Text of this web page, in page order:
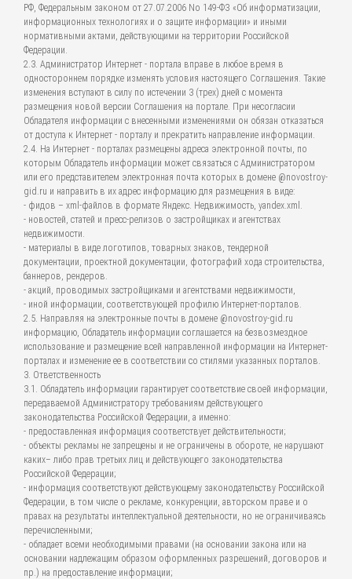
РФ, Федеральным законом от 27.07.2006 No 149-ФЗ «Об информатизации,
информационных технологиях и о защите информации» и иными
нормативными актами, действующими на территории Российской
Федерации.
2.3. Администратор Интернет - портала вправе в любое время в
одностороннем порядке изменять условия настоящего Соглашения. Такие
изменения вступают в силу по истечении 3 (трех) дней с момента
размещения новой версии Соглашения на портале. При несогласии
Обладателя информации с внесенными изменениями он обязан отказаться
от доступа к Интернет - порталу и прекратить направление информации.
2.4. На Интернет - порталах размещены адреса электронной почты, по
которым Обладатель информации может связаться с Администратором
или его представителем электронная почта которых в домене @novostroy-
gid.ru и направить в их адрес информацию для размещения в виде:
- фидов – xml-файлов в формате Яндекс. Недвижимость, yandex.xml.
- новостей, статей и пресс-релизов о застройщиках и агентствах
недвижимости.
- материалы в виде логотипов, товарных знаков, тендерной
документации, проектной документации, фотографий хода строительства,
баннеров, рендеров.
- акций, проводимых застройщиками и агентствами недвижимости,
- иной информации, соответствующей профилю Интернет-порталов.
2.5. Направляя на электронные почты в домене @novostroy-gid.ru
информацию, Обладатель информации соглашается на безвозмездное
использование и размещение всей направленной информации на Интернет-
порталах и изменение ее в соответствии со стилями указанных порталов.
3. Ответственность
3.1. Обладатель информации гарантирует соответствие своей информации,
передаваемой Администратору требованиям действующего
законодательства Российской Федерации, а именно:
- предоставленная информация соответствует действительности;
- объекты рекламы не запрещены и не ограничены в обороте, не нарушают
каких– либо прав третьих лиц и действующего законодательства
Российской Федерации;
- информация соответствуют действующему законодательству Российской
Федерации, в том числе о рекламе, конкуренции, авторском праве и о
правах на результаты интеллектуальной деятельности, но не ограничиваясь
перечисленными;
- обладает всеми необходимыми правами (на основании закона или на
основании надлежащим образом оформленных разрешений, договоров и
пр.) на предоставление информации;